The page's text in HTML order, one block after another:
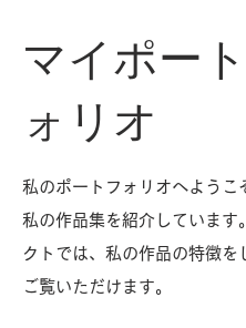
マイポー
ォリオ
私のポートフォリオへようこ
私の作品集を紹介しています
クトでは、私の作品の特徴を
ご覧いただけます。